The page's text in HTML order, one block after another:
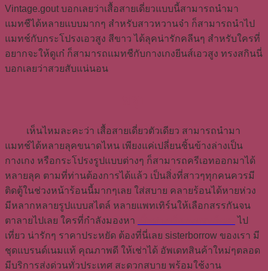
Vintage.gout บอกเลยว่าเสื้อสายเดี่ยวแบบนี้สามารถนำมา
แมทชืได้หลายแบบมากๆ สำหรับสาวหวานจ๋า ก็สามารถนำไป
แมทช์กับกระโปรงเอวสูง สีขาว ได้ลุคน่ารักคลีนๆ สำหรับใครที่
อยากจะให้ดูเก๋ ก็สามารถแมทชืกับกางเกงยีนส์เอวสูง ทรงสกินนี่
บอกเลยว่าสวยสับแน่นอน
เห็นไหมละคะว่า เสื้อสายเดี่ยวตัวเดียว สามารถนำมา
แมทช์ได้หลายลุคขนาดไหน เพียงแค่เปลี่ยนชิ้นข้างล่างเป็น
กางเกง หรือกระโปรงรูปแบบต่างๆ ก็สามารถครีเอทออกมาได้
หลายลุค ตามที่ท่านต้องการได้แล้ว เป็นสิ่งที่สาวๆทุกคนควรมี
ติดตู้ในช่วงหน้าร้อนนี้มากๆเลย ใส่สบาย คลายร้อนได้หายห่วง
มีหลากหลายรูปแบบสไตล์ หลายแพทเทิร์นให้เลือกสรรกันจน
ตาลายไปเลย ใครที่กำลังมองหา
ไป
เที่ยว น่ารักๆ ราคาประหยัด ต้องที่นี่เลย sisterborrow ของเรา มี
ชุดแบรนด์เนมแท้ คุณภาพดี ให้เช่าได้ อัพเดทสินค้าใหม่ๆตลอด
มีบริการส่งด่วนทั่วประเทศ สะดวกสบาย พร้อมใช้งาน